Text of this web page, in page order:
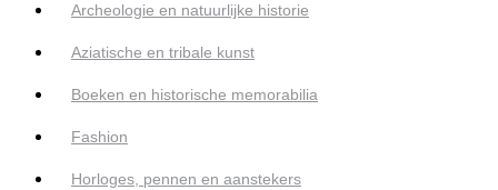
Archeologie en natuurlijke historie
Aziatische en tribale kunst
Boeken en historische memorabilia
Fashion
Horloges, pennen en aanstekers